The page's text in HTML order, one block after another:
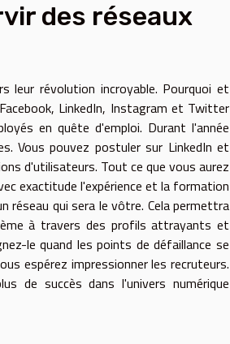
des réseaux
leur révolution incroyable. Pourquoi et
LinkedIn, Instagram et Twitter
en quête d'emploi. Durant l'année
Vous pouvez postuler sur LinkedIn et
d'utilisateurs. Tout ce que vous aurez
exactitude l'expérience et la formation
réseau qui sera le vôtre. Cela permettra
à travers des profils attrayants et
le quand les points de défaillance se
espérez impressionner les recruteurs.
de succès dans l'univers numérique